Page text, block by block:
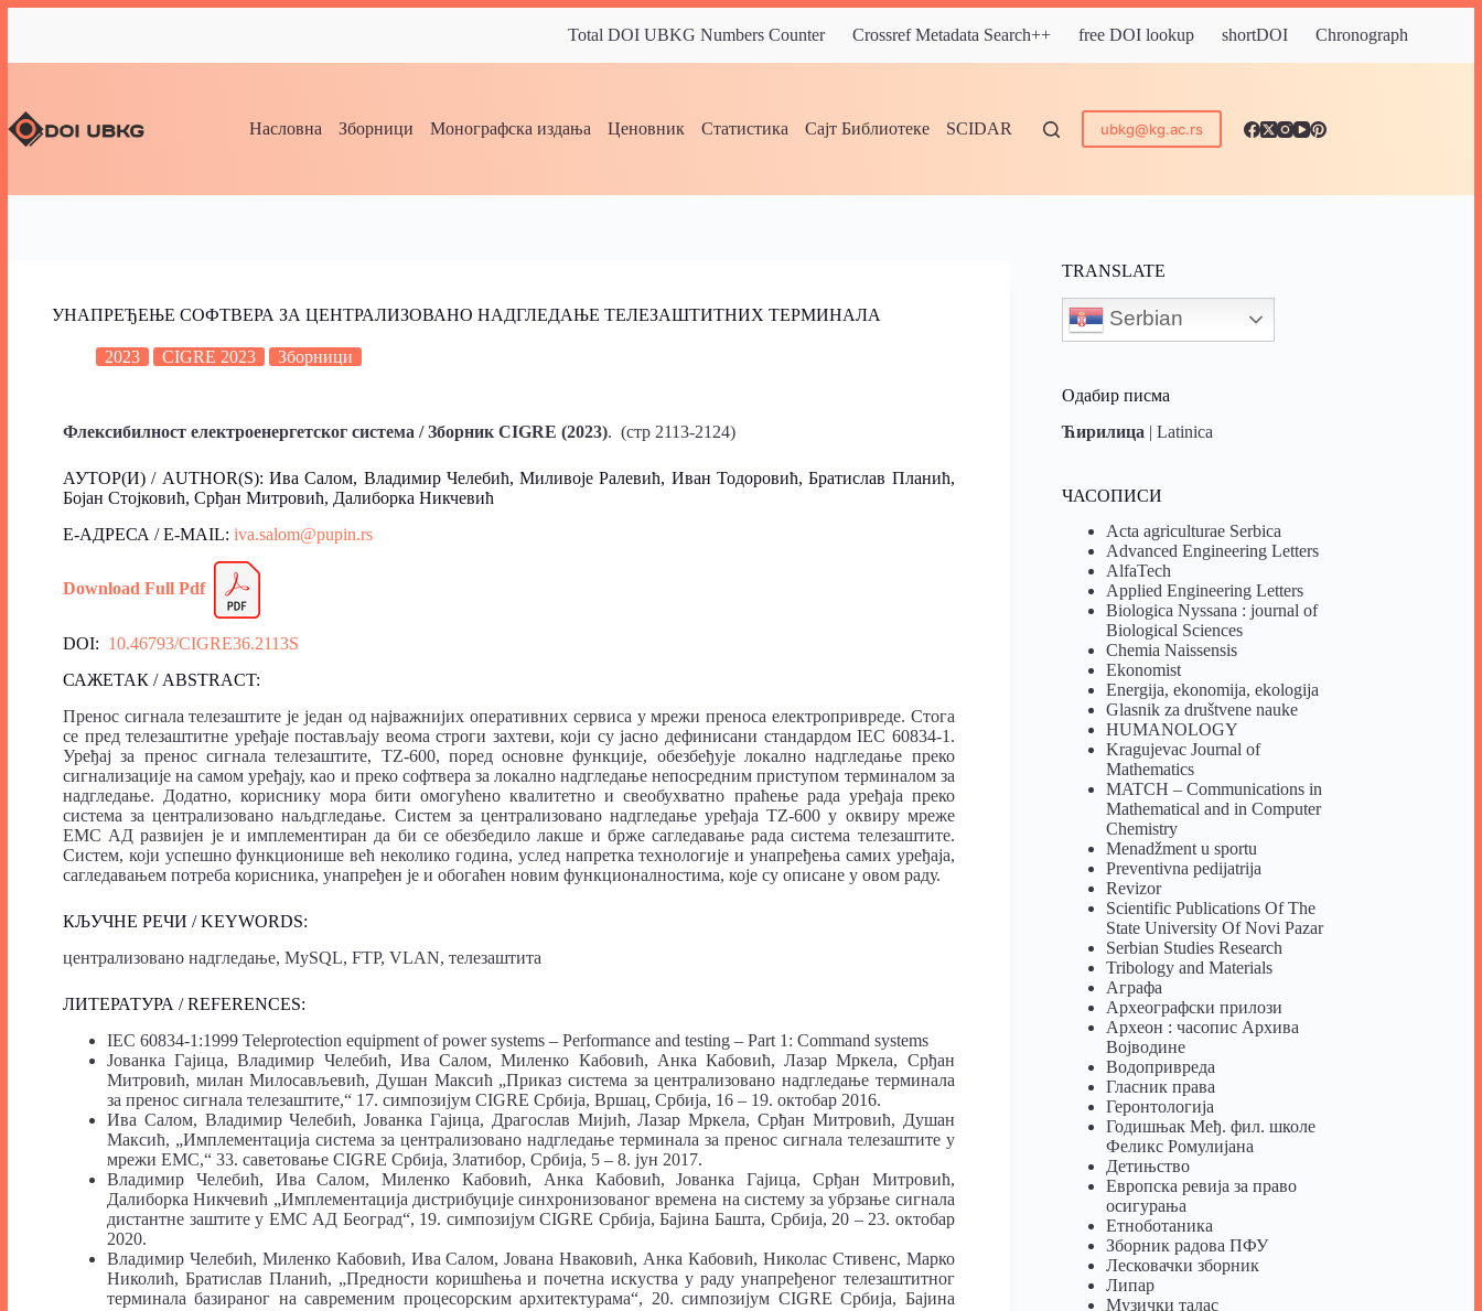
Total DOI UBKG Numbers Counter Crossref Metadata Search++ free DOI lookup shortDOI Chronograph
Насловна Зборници Монографска издања Ценовник Статистика Сајт Библиотеке SCIDAR ubkg@kg.ac.rs
УНАПРЕЂЕЊЕ СОФТВЕРА ЗА ЦЕНТРАЛИЗОВАНО НАДГЛЕДАЊЕ ТЕЛЕЗАШТИТНИХ ТЕРМИНАЛА
2023 CIGRE 2023 Зборници
Флексибилност електроенергетског система / Зборник CIGRE (2023). (стр 2113-2124)
АУТОР(И) / AUTHOR(S): Ива Салом, Владимир Челебић, Миливоје Ралевић, Иван Тодоровић, Братислав Планић,
Бојан Стојковић, Срђан Митровић, Далиборка Никчевић
Е-АДРЕСА / E-MAIL: iva.salom@pupin.rs
Download Full Pdf
DOI: 10.46793/CIGRE36.2113S
САЖЕТАК / ABSTRACT:
Пренос сигнала телезаштите је један од најважнијих оперативних сервиса у мрежи преноса електропривреде. Стога
се пред телезаштитне уређаје постављају веома строги захтеви, који су јасно дефинисани стандардом IEC 60834-1.
Уређај за пренос сигнала телезаштите, ТZ-600, поред основне функције, обезбеђује локално надгледање преко
сигнализације на самом уређају, као и преко софтвера за локално надгледање непосредним приступом терминалом за
надгледање. Додатно, кориснику мора бити омогућено квалитетно и свеобухватно праћење рада уређаја преко
система за централизовано наљдгледање. Систем за централизовано надгледање уређаја ТZ-600 у оквиру мреже
ЕМС АД развијен је и имплементиран да би се обезбедило лакше и брже сагледавање рада система телезаштите.
Систем, који успешно функционише већ неколико година, услед напретка технологије и унапређења самих уређаја,
сагледавањем потреба корисника, унапређен је и обогаћен новим функционалностима, које су описане у овом раду.
КЉУЧНЕ РЕЧИ / KEYWORDS:
централизовано надгледање, MySQL, FTP, VLAN, телезаштита
ЛИТЕРАТУРА / REFERENCES:
IEC 60834-1:1999 Teleprotection equipment of power systems – Performance and testing – Part 1: Command systems
Јованка Гајица, Владимир Челебић, Ива Салом, Миленко Кабовић, Анка Кабовић, Лазар Мркела, Срђан
Митровић, милан Милосављевић, Душан Максић „Приказ система за централизовано надгледање терминала
за пренос сигнала телезаштите,“ 17. симпозијум CIGRE Србија, Вршац, Србија, 16 – 19. октобар 2016.
Ива Салом, Владимир Челебић, Јованка Гајица, Драгослав Мијић, Лазар Мркела, Срђан Митровић, Душан
Максић, „Имплементација система за централизовано надгледање терминала за пренос сигнала телезаштите у
мрежи ЕМС,“ 33. саветовање CIGRE Србија, Златибор, Србија, 5 – 8. јун 2017.
Владимир Челебић, Ива Салом, Миленко Кабовић, Анка Кабовић, Јованка Гајица, Срђан Митровић,
Далиборка Никчевић „Имплементација дистрибуцијe синхронизованог времена на систему за убрзање сигнала
дистантне заштите у ЕМС АД Београд“, 19. симпозијум CIGRE Србија, Бајина Башта, Србија, 20 – 23. октобар
2020.
Владимир Челебић, Миленко Кабовић, Ива Салом, Јована Нваковић, Анка Кабовић, Николас Стивенс, Марко
Николић, Братислав Планић, „Предности коришћења и почетна искуства у раду унапређеног телезаштитног
терминала базираног на савременим процесорским архитектурама“, 20. симпозијум CIGRE Србија, Бајина
TRANSLATE
Serbian
Одабир писма
Ћирилица |Latinica
ЧАСОПИСИ
Acta agriculturae Serbica
Advanced Engineering Letters
AlfaTech
Applied Engineering Letters
Biologica Nyssana : journal of
Biological Sciences
Chemia Naissensis
Ekonomist
Energija, ekonomija, ekologija
Glasnik za društvene nauke
HUMANOLOGY
Kragujevac Journal of
Mathematics
MATCH – Communications in
Mathematical and in Computer
Chemistry
Menadžment u sportu
Preventivna pedijatrija
Revizor
Scientific Publications Of The
State University Of Novi Pazar
Serbian Studies Research
Tribology and Materials
Аграфа
Археографски прилози
Археон : часопис Архива
Војводине
Водопривреда
Гласник права
Геронтологија
Годишњак Међ. фил. школе
Феликс Ромулијана
Детињство
Европска ревија за право
осигурања
Eтноботаника
Зборник радова ПФУ
Лесковачки зборник
Липар
Музички талас